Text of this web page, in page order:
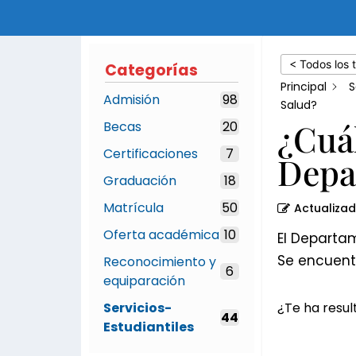
Categorías
Admisión
98
Becas
20
Certificaciones
7
Graduación
18
Matrícula
50
Oferta académica 10
Reconocimiento y
equiparación
6
Servicios-
Estudiantiles
44
< Todos los
Principal
Salud?
El
Se
¿Te ha